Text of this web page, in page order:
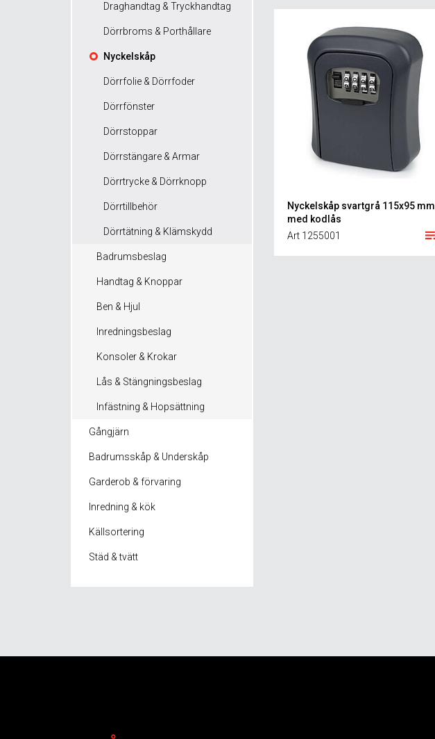
Draghandtag & Tryckhandtag
Dörrbroms & Porthållare
Nyckelskåp
Dörrfolie & Dörrfoder
Dörrfönster
Dörrstoppar
Dörrstängare & Armar
Dörrtrycke & Dörrknopp
Dörrtillbehör
Dörrtätning & Klämskydd
Badrumsbeslag
Handtag & Knoppar
Ben & Hjul
Inredningsbeslag
Konsoler & Krokar
Lås & Stängningsbeslag
Infästning & Hopsättning
Gångjärn
Badrumsskåp & Underskåp
Garderob & förvaring
Inredning & kök
Källsortering
Städ & tvätt
Nyckelskåp svartgrå 115x95 mm
med kodlås
Art 1255001